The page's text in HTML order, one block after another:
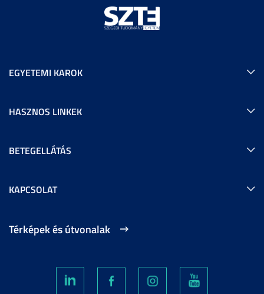
EGYETEMI KAROK
HASZNOS LINKEK
BETEGELLÁTÁS
KAPCSOLAT
Térképek és útvonalak